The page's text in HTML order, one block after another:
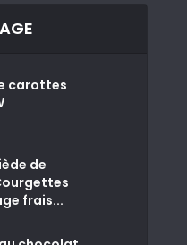
carottes
de
frais...